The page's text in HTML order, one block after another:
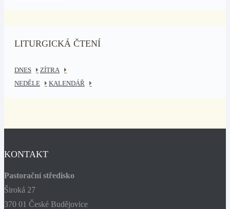
LITURGICKÁ ČTENÍ
DNES
ZÍTRA
NEDĚLE
KALENDÁŘ
KONTAKT
Pastorační středisko
Široká 27
370 01 České Budějovice